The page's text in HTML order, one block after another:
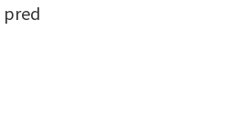
pred